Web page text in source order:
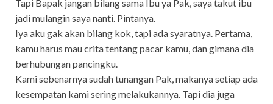
Tapi Bapak jangan bilang sama Ibu ya Pak, saya takut ibu
jadi mulangin saya nanti. Pintanya.
Iya aku gak akan bilang kok, tapi ada syaratnya. Pertama,
kamu harus mau crita tentang pacar kamu, dan gimana dia
berhubungan pancingku.
Kami sebenarnya sudah tunangan Pak, makanya setiap ada
kesempatan kami sering melakukannya. Tapi dia juga